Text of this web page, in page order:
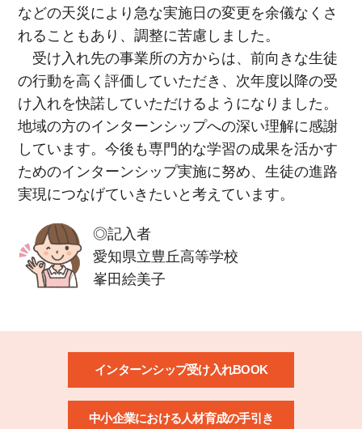
などの天災により急な実施日の変更を余儀なくさ
れることもあり、調整に苦慮しました。
受け入れ先の事業所の方からは、前向きな生徒
の行動を高く評価していただき、次年度以降の受
け入れを快諾していただけるようになりました。
地域の方のインターンシップへの深い理解に感謝
しています。今後も専門的な学習の成果を活かす
ためのインターンシップ実施に努め、生徒の進路
実現につなげていきたいと考えています。
◎記入者
愛知県立豊丘高等学校
峯田絵美子
インターンシップ受け入れBOOK
中小企業における人材育成の手引き